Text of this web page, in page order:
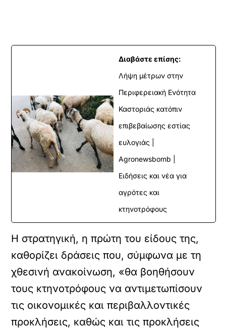
Διαβάστε επίσης:
Λήψη μέτρων στην
Περιφερειακή Ενότητα
Καστοριάς κατόπιν
επιβεβαίωσης εστίας
ευλογιάς |
Agronewsbomb |
Ειδήσεις και νέα για
αγρότες και
κτηνοτρόφους
Η στρατηγική, η πρώτη του είδους της,
καθορίζει δράσεις που, σύμφωνα με τη
χθεσινή ανακοίνωση, «θα βοηθήσουν
τους κτηνοτρόφους να αντιμετωπίσουν
τις οικονομικές και περιβαλλοντικές
προκλήσεις, καθώς και τις προκλήσεις